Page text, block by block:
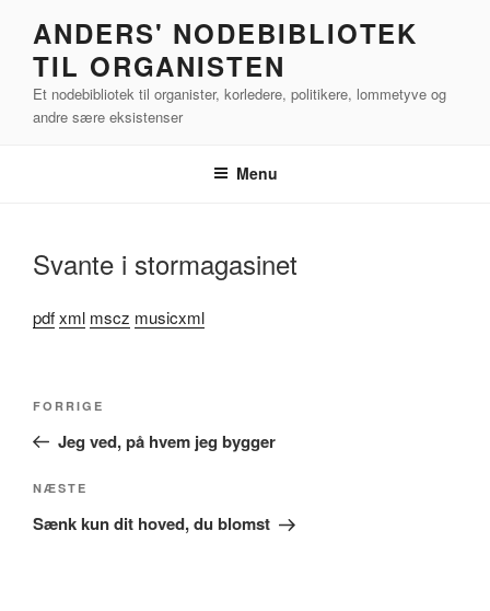
indhold
ANDERS' NODEBIBLIOTEK
TIL ORGANISTEN
Et nodebibliotek til organister, korledere, politikere, lommetyve og
andre sære eksistenser
Menu
Svante i stormagasinet
pdfxml mscz musicxml
Forrige
indlæg
FORRIGE
Jeg ved, på hvem jeg bygger
Næste
indlæg
NÆSTE
Sænk kun dit hoved, du blomst